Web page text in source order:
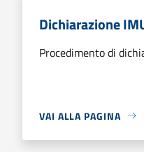
Dichiarazione
Procedimento di
VAI ALLA PAGINA